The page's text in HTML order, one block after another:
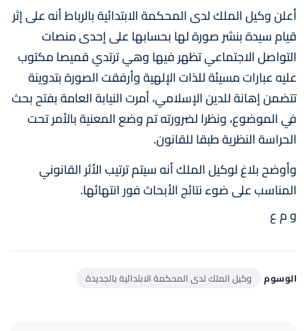
أعلن وكيل الملك لدى المحكمة الابتدائية بالرباط أنه على إثر
قيام سيدة بنشر صورة لها بحسابها على إحدى منصات
التواصل الاجتماعي تظهر فيها وهي ترتدي قميصا مكتوب
عليه عبارات مسيئة للذات الإلهية وأرفقت الصورة بتدوينة
تتضمن إهانة للدين الإسلامي، أمرت النيابة العامة بفتح بحث
في الموضوع، ونظرا لضرورته تم وضع المعنية بالأمر تحت
الحراسة النظرية طبقا للقانون.
وأوضح بلاغ لوكيل الملك أنه سيتم ترتيب الأثر القانوني
المناسب على ضوء نتائج الأبحاث فور انتهائها.
و م ع
الوسوم وكيل الملك لدى المحكمة الابتدائية بالجديدة